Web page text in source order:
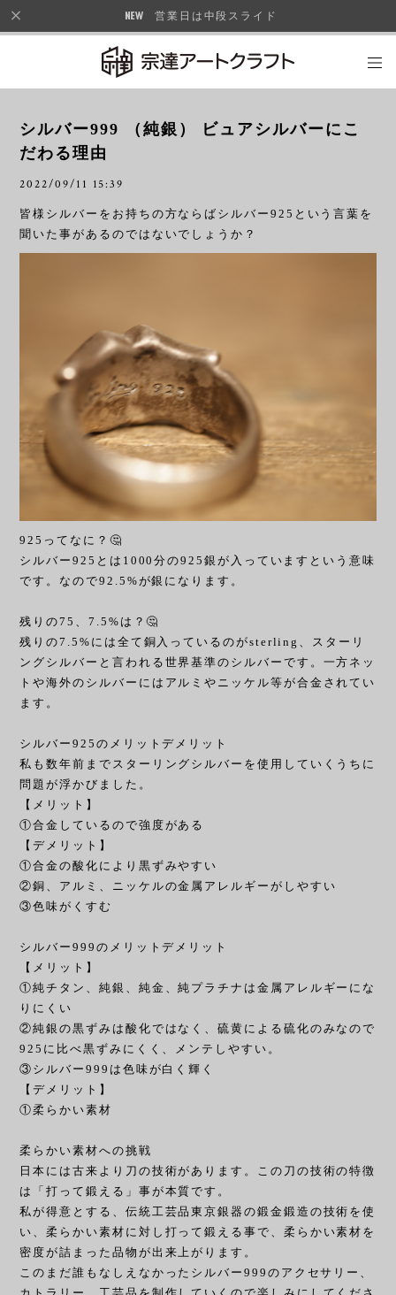
営業日は中段スライド
シルバー999 （純銀） ビュアシルバーにこ
だわる理由
2022/09/11 15:39
皆様シルバーをお持ちの方ならばシルバー925という言葉を
聞いた事があるのではないでしょうか？
925ってなに？🤔
シルバー925とは1000分の925銀が入っていますという意味
です。なので92.5%が銀になります。
残りの75、7.5%は？🤔
残りの7.5%には全て銅入っているのがsterling、スターリ
ングシルバーと言われる世界基準のシルバーです。一方ネッ
トや海外のシルバーにはアルミやニッケル等が合金されてい
ます。
シルバー925のメリットデメリット
私も数年前までスターリングシルバーを使用していくうちに
問題が浮かびました。
【メリット】
①合金しているので強度がある
【デメリット】
①合金の酸化により黒ずみやすい
②銅、アルミ、ニッケルの金属アレルギーがしやすい
③色味がくすむ
シルバー999のメリットデメリット
【メリット】
①純チタン、純銀、純金、純プラチナは金属アレルギーにな
りにくい
②純銀の黒ずみは酸化ではなく、硫黄による硫化のみなので
925に比べ黒ずみにくく、メンテしやすい。
③シルバー999は色味が白く輝く
【デメリット】
①柔らかい素材
柔らかい素材への挑戦
日本には古来より刀の技術があります。この刀の技術の特徴
は「打って鍛える」事が本質です。
私が得意とする、伝統工芸品東京銀器の鍛金鍛造の技術を使
い、柔らかい素材に対し打って鍛える事で、柔らかい素材を
密度が詰まった品物が出来上がります。
このまだ誰もなしえなかったシルバー999のアクセサリー、